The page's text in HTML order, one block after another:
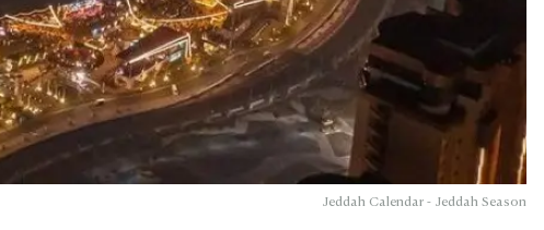
Jeddah Calendar - Jeddah Season